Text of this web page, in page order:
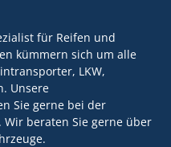
für Reifen und
kümmern sich um alle
LKW,
Unsere
Sie gerne bei der
beraten Sie gerne über